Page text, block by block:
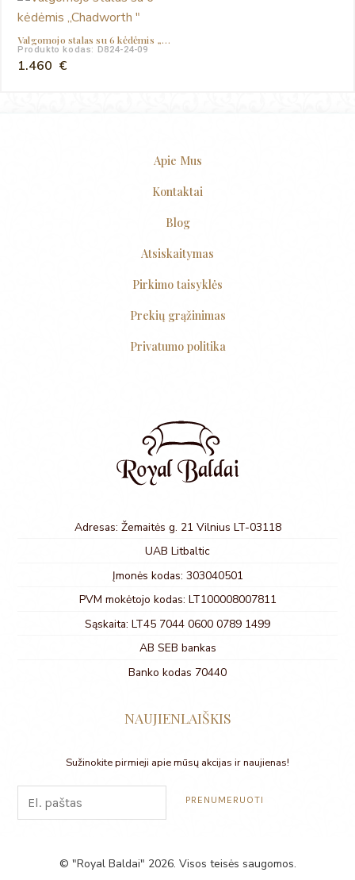
Valgomojo stalas su 6 kėdėmis „Chadworth „
Produkto kodas: D824-24-09
1.460 €
Apie Mus
Kontaktai
Blog
Atsiskaitymas
Pirkimo taisyklės
Prekių grąžinimas
Privatumo politika
Adresas: Žemaitės g. 21 Vilnius LT-03118
UAB Litbaltic
Įmonės kodas: 303040501
PVM mokėtojo kodas: LT100008007811
Sąskaita: LT45 7044 0600 0789 1499
AB SEB bankas
Banko kodas 70440
NAUJIENLAIŠKIS
Sužinokite pirmieji apie mūsų akcijas ir naujienas!
© "Royal Baldai" 2026. Visos teisės saugomos.